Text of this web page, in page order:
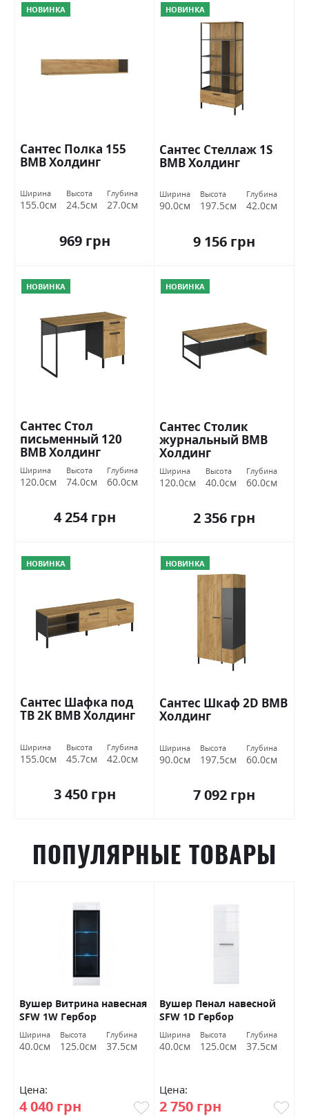
НОВИНКА
Сантес Полка 155
ВМВ Холдинг
Ширина
155.0см
Высота
24.5см
Глубина
27.0см
969 грн
НОВИНКА
Сантес Стеллаж 1S
ВМВ Холдинг
Ширина
90.0см
Высота
197.5см
Глубина
42.0см
9 156 грн
НОВИНКА
Сантес Стол
письменный 120
ВМВ Холдинг
Ширина
120.0см
Высота
74.0см
Глубина
60.0см
4 254 грн
НОВИНКА
Сантес Столик
журнальный ВМВ
Холдинг
Ширина
120.0см
Высота
40.0см
Глубина
60.0см
2 356 грн
НОВИНКА
Сантес Шафка под
ТВ 2K ВМВ Холдинг
Ширина
155.0см
Высота
45.7см
Глубина
42.0см
3 450 грн
НОВИНКА
Сантес Шкаф 2D ВМВ
Холдинг
Ширина
90.0см
Высота
197.5см
Глубина
60.0см
7 092 грн
ПОПУЛЯРНЫЕ ТОВАРЫ
Вушер Витрина навесная
SFW 1W Гербор
Ширина
40.0см
Высота
125.0см
Глубина
37.5см
Цена:
4 040 грн
Вушер Пенал навесной
SFW 1D Гербор
Ширина
40.0см
Высота
125.0см
Глубина
37.5см
Цена:
2 750 грн